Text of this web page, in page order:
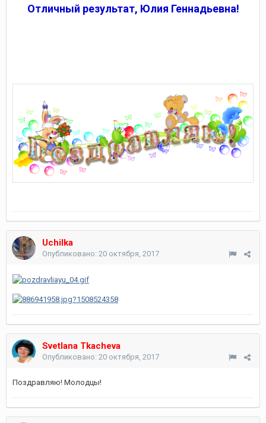
Отличный результат, Юлия Геннадьевна!
Uchilka
Опубликовано: 20 октября, 2017
Svetlana Tkacheva
Опубликовано: 20 октября, 2017
Поздравляю! Молодцы!